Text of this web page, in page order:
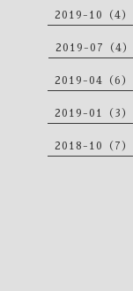
2019-10（4）
2019-07（4）
2019-04（6）
2019-01（3）
2018-10（7）